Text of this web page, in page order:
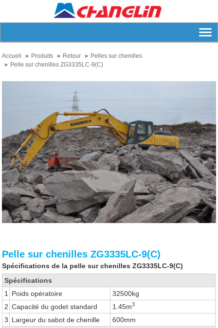
Accueil Produits Retour
Pelles sur chenilles
Pelle sur chenilles ZG3335LC-9(C)
Pelle sur chenilles ZG3335LC-9(C)
Spécifications de la pelle sur chenilles ZG3335LC-9(C)
Spécifications
1
Poids opératoire
32500kg
2 Capacité du godet standard 1.45m3
3 Largeur du sabot de chenille
600mm